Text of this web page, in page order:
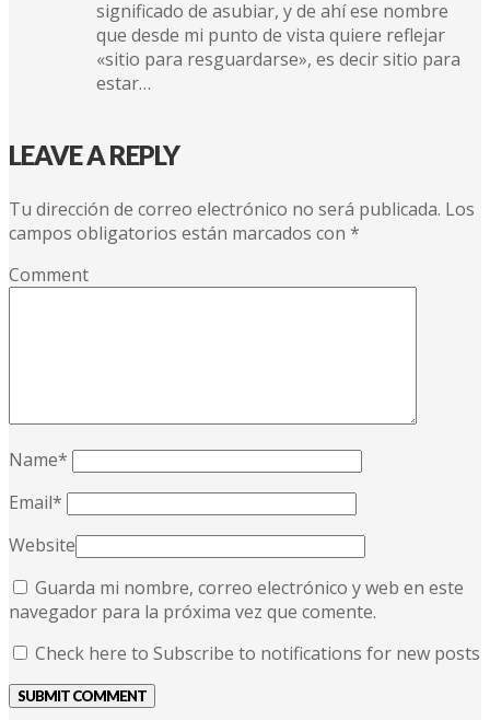
significado de asubiar, y de ahí ese nombre
que desde mi punto de vista quiere reflejar
«sitio para resguardarse», es decir sitio para
estar…
LEAVE A REPLY
Tu dirección de correo electrónico no será publicada. Los
campos obligatorios están marcados con *
Comment
Name*
Email*
Website
Guarda mi nombre, correo electrónico y web en este
navegador para la próxima vez que comente.
Check here to Subscribe to notifications for new posts